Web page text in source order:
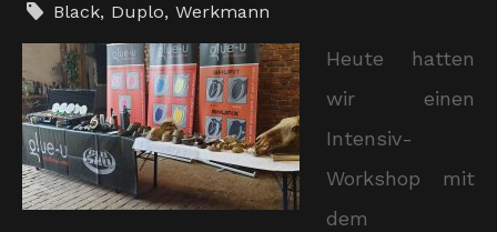
Black, Duplo,Werkmann
Heute hatten
wir einen
Intensiv-
Workshop mit
dem